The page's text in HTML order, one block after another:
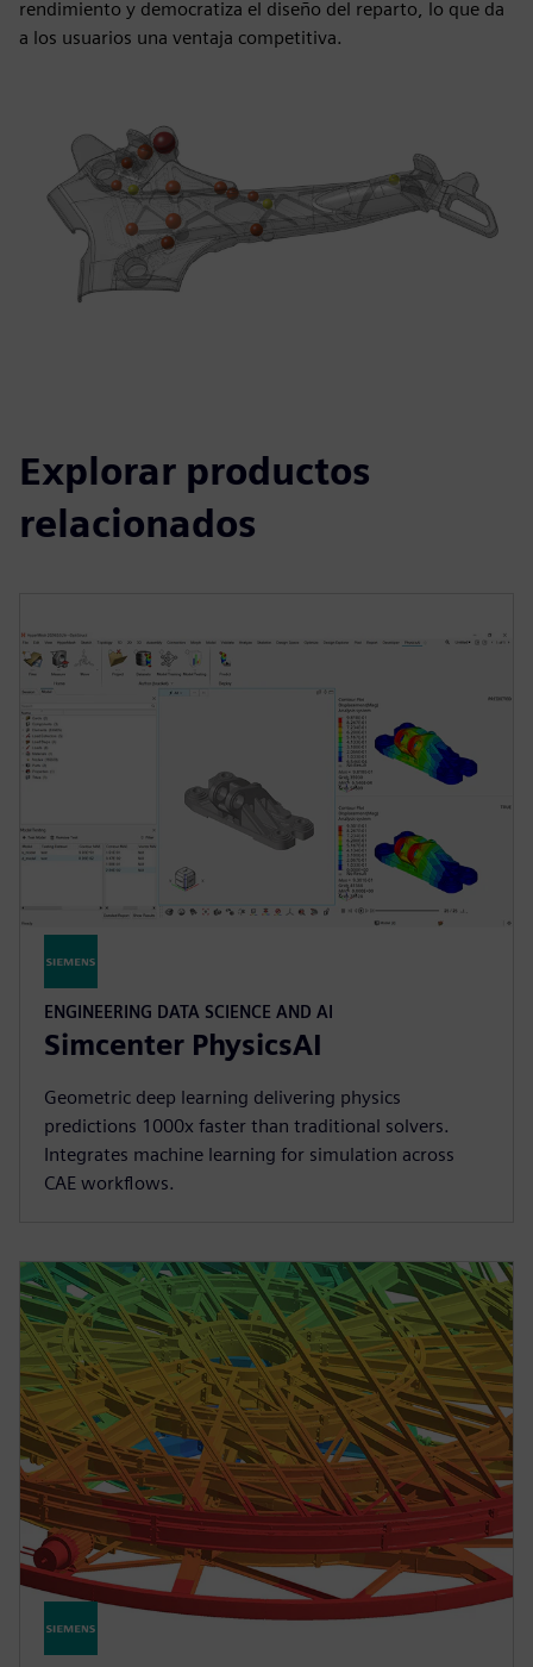
rendimiento y democratiza el diseño del reparto, lo que da
a los usuarios una ventaja competitiva.
Explorar productos
relacionados
ENGINEERING DATA SCIENCE AND AI
Simcenter PhysicsAI
Geometric deep learning delivering physics
predictions 1000x faster than traditional solvers.
Integrates machine learning for simulation across
CAE workflows.